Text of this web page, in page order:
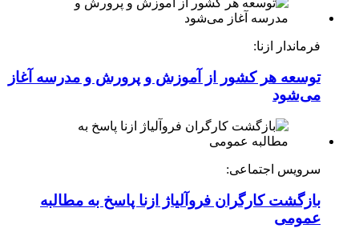
فرماندار ازنا:
توسعه هر کشور از آموزش و پرورش و مدرسه آغاز
می‌شود
سرویس اجتماعی:
بازگشت کارگران فروآلیاژ ازنا پاسخ به مطالبه
عمومی